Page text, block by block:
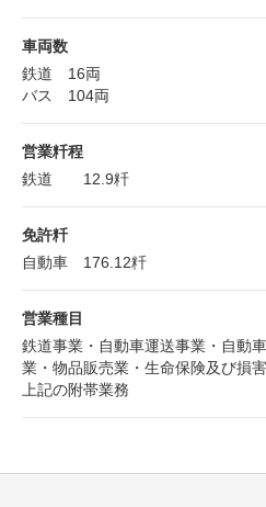
車両数
鉄道 16両
バス 104両
営業粁程
鉄道 12.9粁
免許粁
自動車 176.12粁
営業種目
鉄道事業・自動車運送事業・自動
業・物品販売業・生命保険及び損
上記の附帯業務